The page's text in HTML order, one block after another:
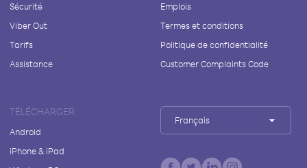
Sécurité
Viber Out
Tarifs
Assistance
Emplois
Termes et conditions
Politique de confidentialité
Customer Complaints Code
TÉLÉCHARGER
Android
iPhone & iPad
Français